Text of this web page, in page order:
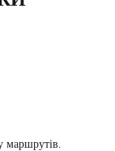
маршрутів.